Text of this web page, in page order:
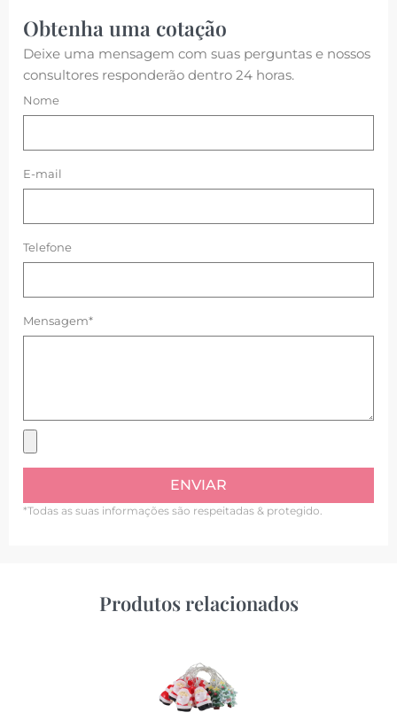
Obtenha uma cotação
Deixe uma mensagem com suas perguntas e nossos
consultores responderão dentro 24 horas.
Nome
E-mail
Telefone
Mensagem*
ENVIAR
*Todas as suas informações são respeitadas & protegido.
Produtos relacionados